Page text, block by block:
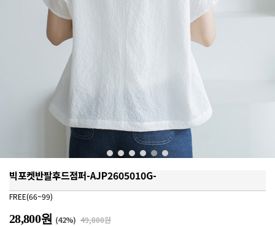
빅포켓반팔후드점퍼-AJP2605010G-
FREE(66~99)
28,800원 (42%) 49,800원